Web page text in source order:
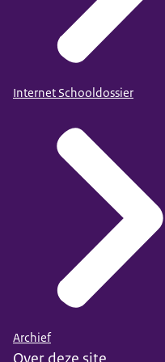
Internet Schooldossier
Archief